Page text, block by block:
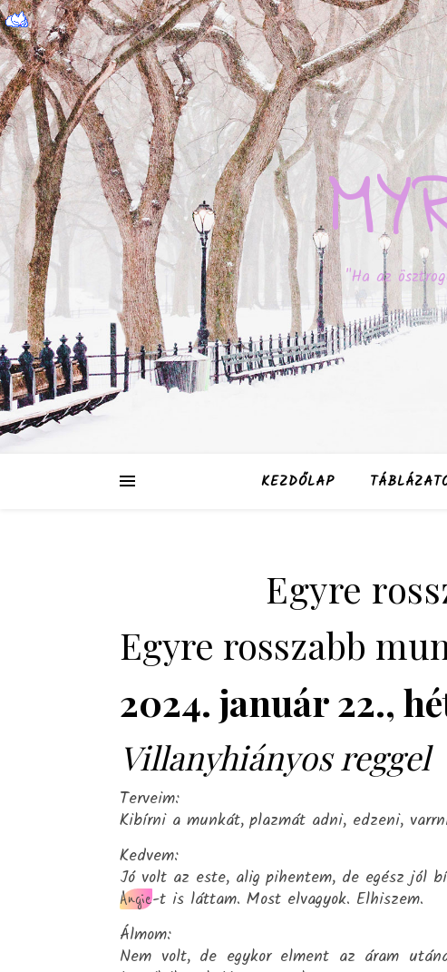
"Ha az
KEZDŐLAP
Egyre
Egyre rosszabb
2024. január 22.,
Villanyhiányos reggel
Terveim:
Kibírni a munkát, plazmát adni, edzeni,
Kedvem:
Jó volt az este, alig pihentem, de egész jól
Angie-t is láttam. Most elvagyok. Elhiszem.
Álmom:
Nem volt, de egykor elment az áram